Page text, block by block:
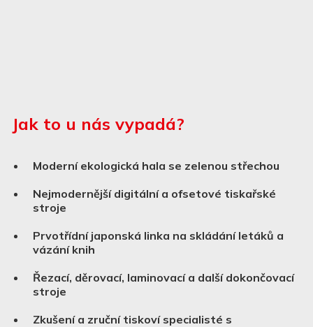
Jak to u nás vypadá?
Moderní ekologická hala se zelenou střechou
Nejmodernější digitální a ofsetové tiskařské
stroje
Prvotřídní japonská linka na skládání letáků a
vázání knih
Řezací, děrovací, laminovací a další dokončovací
stroje
Zkušení a zruční tiskoví specialisté s